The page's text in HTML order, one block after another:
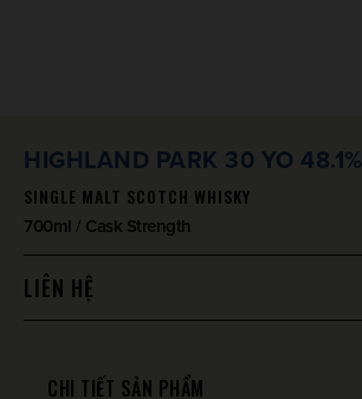
HIGHLAND PARK 30 YO 48.1%
SINGLE MALT SCOTCH WHISKY
700ml / Cask Strength
LIÊN HỆ
CHI TIẾT SẢN PHẨM